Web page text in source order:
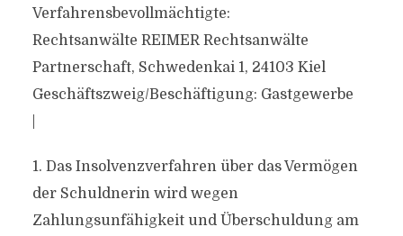
Verfahrensbevollmächtigte:
Rechtsanwälte REIMER Rechtsanwälte
Partnerschaft, Schwedenkai 1, 24103 Kiel
Geschäftszweig/Beschäftigung: Gastgewerbe
1. Das Insolvenzverfahren über das Vermögen
der Schuldnerin wird wegen
Zahlungsunfähigkeit und Überschuldung am